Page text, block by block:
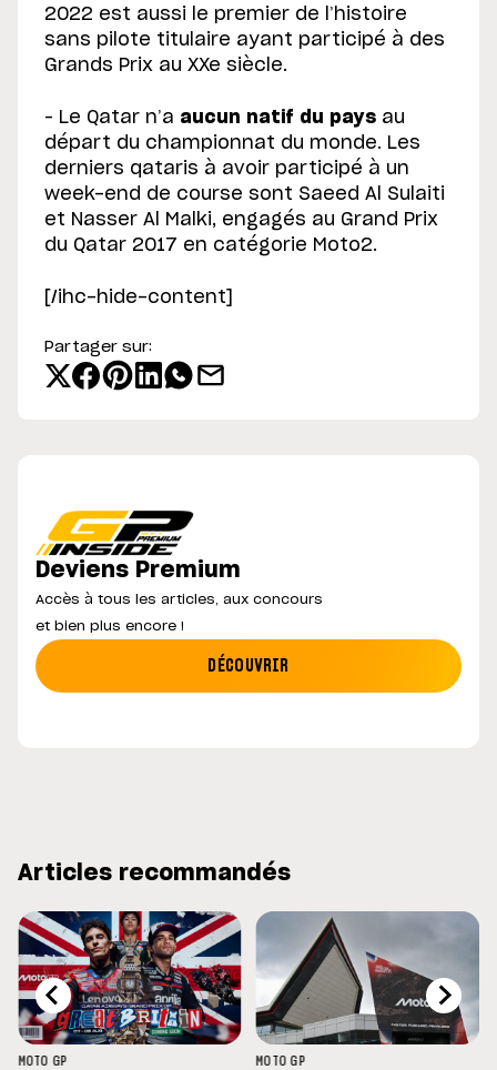
2022 est aussi le premier de l’histoire
sans pilote titulaire ayant participé à des
Grands Prix au XXe siècle.
– Le Qatar n’a aucun natif du pays au
départ du championnat du monde. Les
derniers qataris à avoir participé à un
week-end de course sont Saeed Al Sulaiti
et Nasser Al Malki, engagés au Grand Prix
du Qatar 2017 en catégorie Moto2.
[/ihc-hide-content]
Partager sur:
Deviens Premium
Accès à tous les articles, aux concours
et bien plus encore !
DÉCOUVRIR
Articles recommandés
MOTO GP
MOTO GP